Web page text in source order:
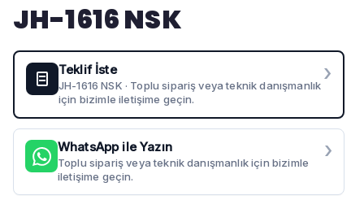
JH-1616 NSK
Teklif İste
JH-1616 NSK · Toplu sipariş veya teknik danışmanlık
için bizimle iletişime geçin.
›
WhatsApp ile Yazın
Toplu sipariş veya teknik danışmanlık için bizimle
iletişime geçin.
›